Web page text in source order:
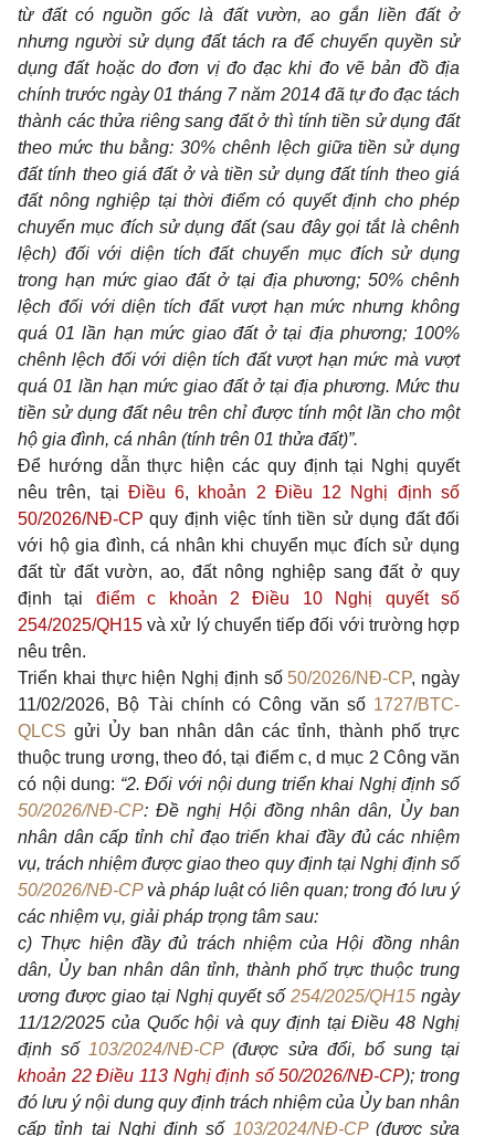
từ đất có nguồn gốc là đất vườn, ao gắn liền đất ở
nhưng người sử dụng đất tách ra để chuyển quyền sử
dụng đất hoặc do đơn vị đo đạc khi đo vẽ bản đồ địa
chính trước ngày 01 tháng 7 năm 2014 đã tự đo đạc tách
thành các thửa riêng sang đất ở thì tính tiền sử dụng đất
theo mức thu bằng: 30% chênh lệch giữa tiền sử dụng
đất tính theo giá đất ở và tiền sử dụng đất tính theo giá
đất nông nghiệp tại thời điểm có quyết định cho phép
chuyển mục đích sử dụng đất (sau đây gọi tắt là chênh
lệch) đối với diện tích đất chuyển mục đích sử dụng
trong hạn mức giao đất ở tại địa phương; 50% chênh
lệch đối với diện tích đất vượt hạn mức nhưng không
quá 01 lần hạn mức giao đất ở tại địa phương; 100%
chênh lệch đối với diện tích đất vượt hạn mức mà vượt
quá 01 lần hạn mức giao đất ở tại địa phương. Mức thu
tiền sử dụng đất nêu trên chỉ được tính một lần cho một
hộ gia đình, cá nhân (tính trên 01 thửa đất)”.
Để hướng dẫn thực hiện các quy định tại Nghị quyết
nêu trên, tại Điều 6, khoản 2 Điều 12 Nghị định số
50/2026/NĐ-CP quy định việc tính tiền sử dụng đất đối
với hộ gia đình, cá nhân khi chuyển mục đích sử dụng
đất từ đất vườn, ao, đất nông nghiệp sang đất ở quy
định tại điểm c khoản 2 Điều 10 Nghị quyết số
254/2025/QH15 và xử lý chuyển tiếp đối với trường hợp
nêu trên.
Triển khai thực hiện Nghị định số 50/2026/NĐ-CP, ngày
11/02/2026, Bộ Tài chính có Công văn số 1727/BTC-
QLCS gửi Ủy ban nhân dân các tỉnh, thành phố trực
thuộc trung ương, theo đó, tại điểm c, d mục 2 Công văn
có nội dung: “2. Đối với nội dung triển khai Nghị định số
50/2026/NĐ-CP: Đề nghị Hội đồng nhân dân, Ủy ban
nhân dân cấp tỉnh chỉ đạo triển khai đầy đủ các nhiệm
vụ, trách nhiệm được giao theo quy định tại Nghị định số
50/2026/NĐ-CPvà pháp luật có liên quan; trong đó lưu ý
các nhiệm vụ, giải pháp trọng tâm sau:
c) Thực hiện đầy đủ trách nhiệm của Hội đồng nhân
dân, Ủy ban nhân dân tỉnh, thành phố trực thuộc trung
ương được giao tại Nghị quyết số254/2025/QH15 ngày
11/12/2025 của Quốc hội và quy định tại Điều 48 Nghị
định số 103/2024/NĐ-CP(được sửa đổi, bổ sung tại
khoản 22 Điều 113 Nghị định số 50/2026/NĐ-CP); trong
đó lưu ý nội dung quy định trách nhiệm của Ủy ban nhân
cấp tỉnh tại Nghị định số 103/2024/NĐ-CP(được sửa